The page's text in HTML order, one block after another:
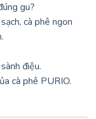
gu?
cà phê ngon
điệu.
cà phê PURIO.